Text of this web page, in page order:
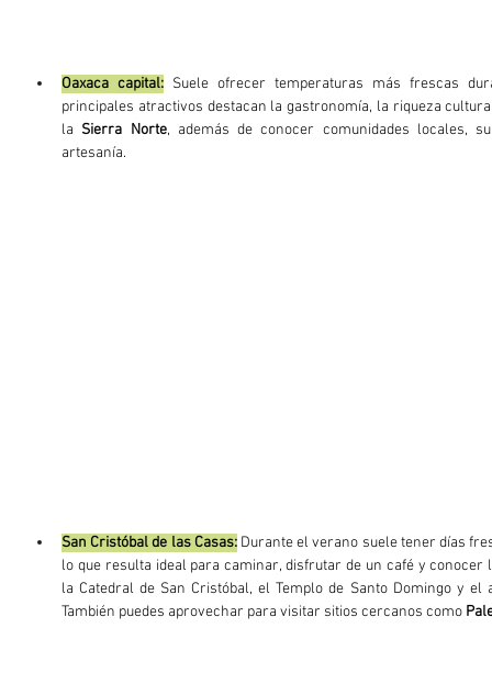
Oaxaca capital: Suele ofrecer temperaturas más frescas
principales atractivos destacan la gastronomía, la riqueza
la Sierra Norte, además de conocer comunidades locales,
artesanía.
San Cristóbal de las Casas: Durante el verano suele tener días
lo que resulta ideal para caminar, disfrutar de un café y conocer
la Catedral de San Cristóbal, el Templo de Santo Domingo y el
También puedes aprovechar para visitar sitios cercanos como